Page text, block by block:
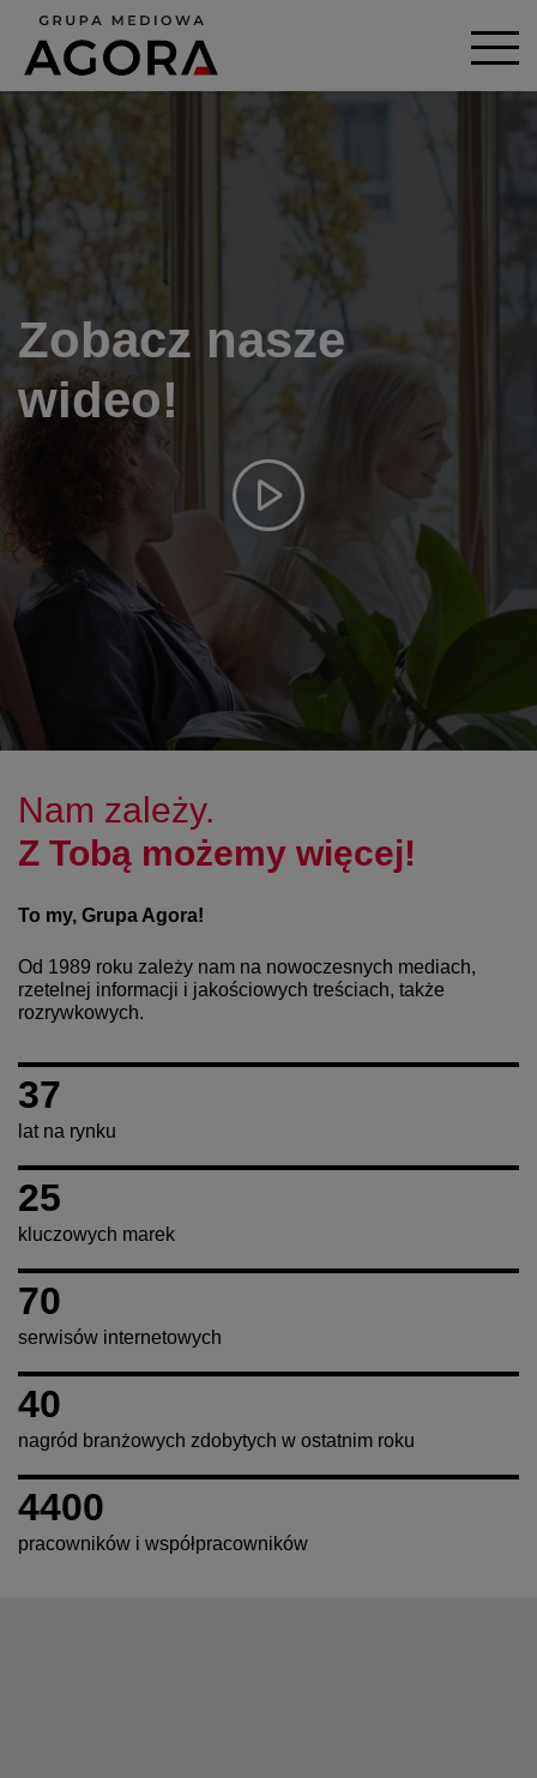
Zobacz nasze
wideo!
Nam zależy.
Z Tobą możemy więcej!
To my, Grupa Agora!
Od 1989 roku zależy nam na nowoczesnych mediach,
rzetelnej informacji i jakościowych treściach, także
rozrywkowych.
37
lat na rynku
25
kluczowych marek
70
serwisów internetowych
40
nagród branżowych zdobytych w ostatnim roku
4400
pracowników i współpracowników